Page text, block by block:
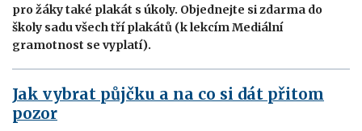
pro žáky také plakát s úkoly. Objednejte si zdarma do
školy sadu všech tří plakátů (k lekcím Mediální
gramotnost se vyplatí).
Jak vybrat půjčku a na co si dát přitom
pozor